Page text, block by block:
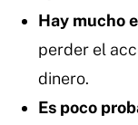
Hay mucho
perder el
dinero.
Es poco